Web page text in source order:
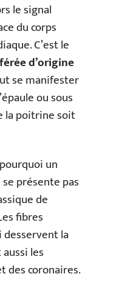
le signal
du corps
C’est le
d’origine
se manifester
ou sous
la poitrine soit
un
présente pas
de
fibres
desservent la
les
des coronaires.